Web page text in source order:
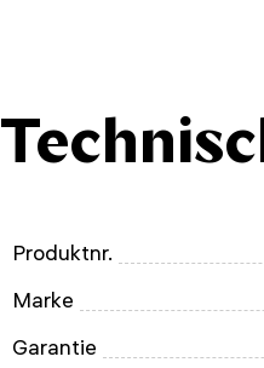
Produktnr.
Marke
Garantie